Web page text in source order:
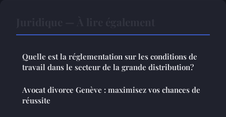
Quelle est la réglementation sur les conditions de
travail dans le secteur de la grande distribution?
Avocat divorce Genève : maximisez vos chances de
réussite